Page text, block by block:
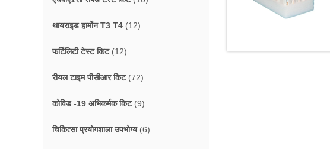
थायराइड हार्मोन T3 T4 (12)
फर्टिलिटी टेस्ट किट(12)
रीयल टाइम पीसीआर किट(72)
कोविड -19 अभिकर्मक किट(9)
चिकित्सा प्रयोगशाला उपभोग्य(6)